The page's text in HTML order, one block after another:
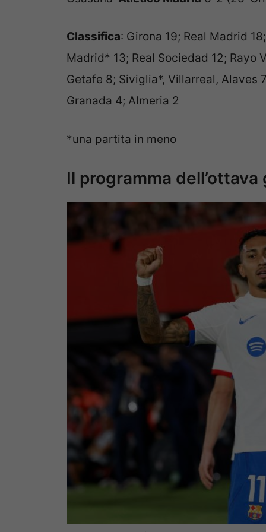
Classifica: Girona 19; Real Madrid
Madrid* 13; Real Sociedad 12; Rayo
Getafe 8; Siviglia*, Villarreal, Alaves
Granada 4; Almeria 2
*una partita in meno
Il programma dell’ottava